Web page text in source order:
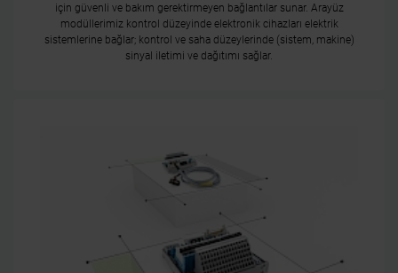
için güvenli ve bakım gerektirmeyen bağlantılar sunar. Arayüz
modüllerimiz kontrol düzeyinde elektronik cihazları elektrik
sistemlerine bağlar; kontrol ve saha düzeylerinde (sistem, makine)
sinyal iletimi ve dağıtımı sağlar.